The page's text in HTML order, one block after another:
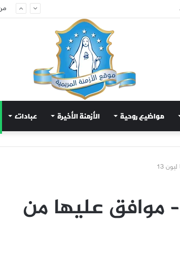
مواضيع روحية الأزمنة الأخيرة عبادات
13
موافق عليها من